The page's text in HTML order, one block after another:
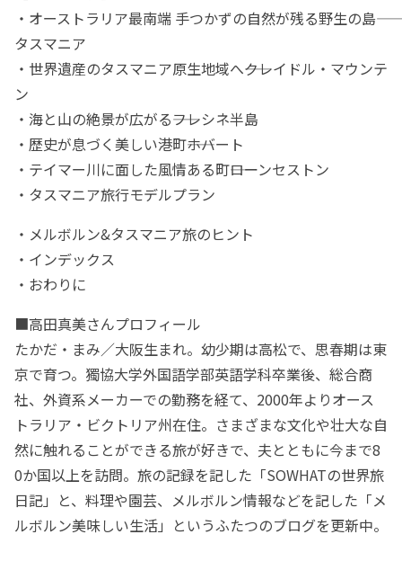
・オーストラリア最南端 手つかずの自然が残る野生の島――
タスマニア
・世界遺産のタスマニア原生地域へ――クレイドル・マウンテ
ン
・海と山の絶景が広がる――フレシネ半島
・歴史が息づく美しい港町――ホバート
・テイマー川に面した風情ある町――ローンセストン
・タスマニア旅行モデルプラン
・メルボルン&タスマニア旅のヒント
・インデックス
・おわりに
■高田真美さんプロフィール
たかだ・まみ／大阪生まれ。幼少期は高松で、思春期は東
京で育つ。獨協大学外国語学部英語学科卒業後、総合商
社、外資系メーカーでの勤務を経て、2000年よりオース
トラリア・ビクトリア州在住。さまざまな文化や壮大な自
然に触れることができる旅が好きで、夫とともに今まで8
0か国以上を訪問。旅の記録を記した「SOWHATの世界旅
日記」と、料理や園芸、メルボルン情報などを記した「メ
ルボルン美味しい生活」というふたつのブログを更新中。